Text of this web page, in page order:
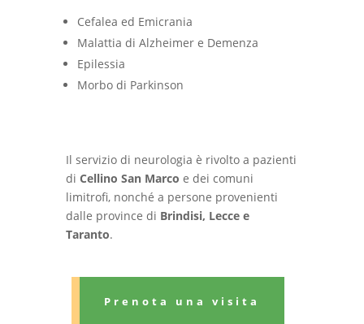
Cefalea ed Emicrania
Malattia di Alzheimer e Demenza
Epilessia
Morbo di Parkinson
Il servizio di neurologia è rivolto a pazienti
di Cellino San Marco e dei comuni
limitrofi, nonché a persone provenienti
dalle province di Brindisi, Lecce e
Taranto.
Prenota una visita